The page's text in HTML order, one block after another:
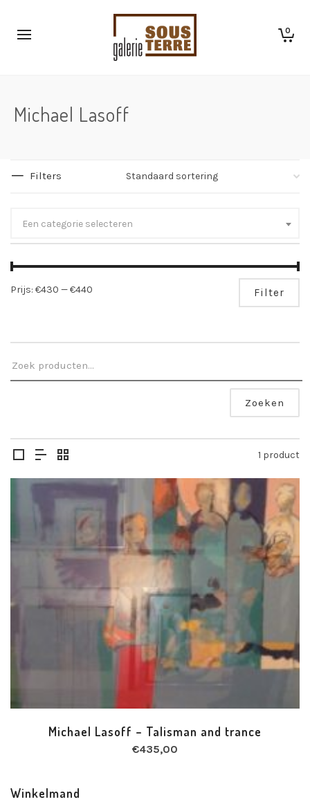
0
Michael Lasoff
Filters
Een categorie selecteren
Filter
Prijs: €430 —€440
Zoeken
1 product
Michael Lasoff – Talisman and trance
€435,00
Winkelmand